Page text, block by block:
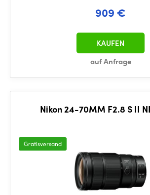
909 €
auf Anfrage
KAUFEN
Nikon 24-70MM F2.8 S II
Gratisversand